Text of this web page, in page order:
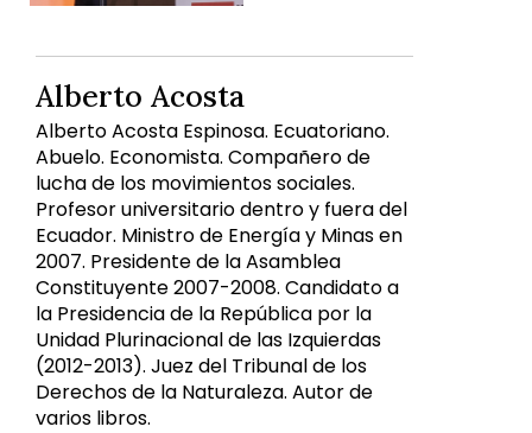
Alberto Acosta
Alberto Acosta Espinosa. Ecuatoriano.
Abuelo. Economista. Compañero de
lucha de los movimientos sociales.
Profesor universitario dentro y fuera del
Ecuador. Ministro de Energía y Minas en
2007. Presidente de la Asamblea
Constituyente 2007-2008. Candidato a
la Presidencia de la República por la
Unidad Plurinacional de las Izquierdas
(2012-2013). Juez del Tribunal de los
Derechos de la Naturaleza. Autor de
varios libros.